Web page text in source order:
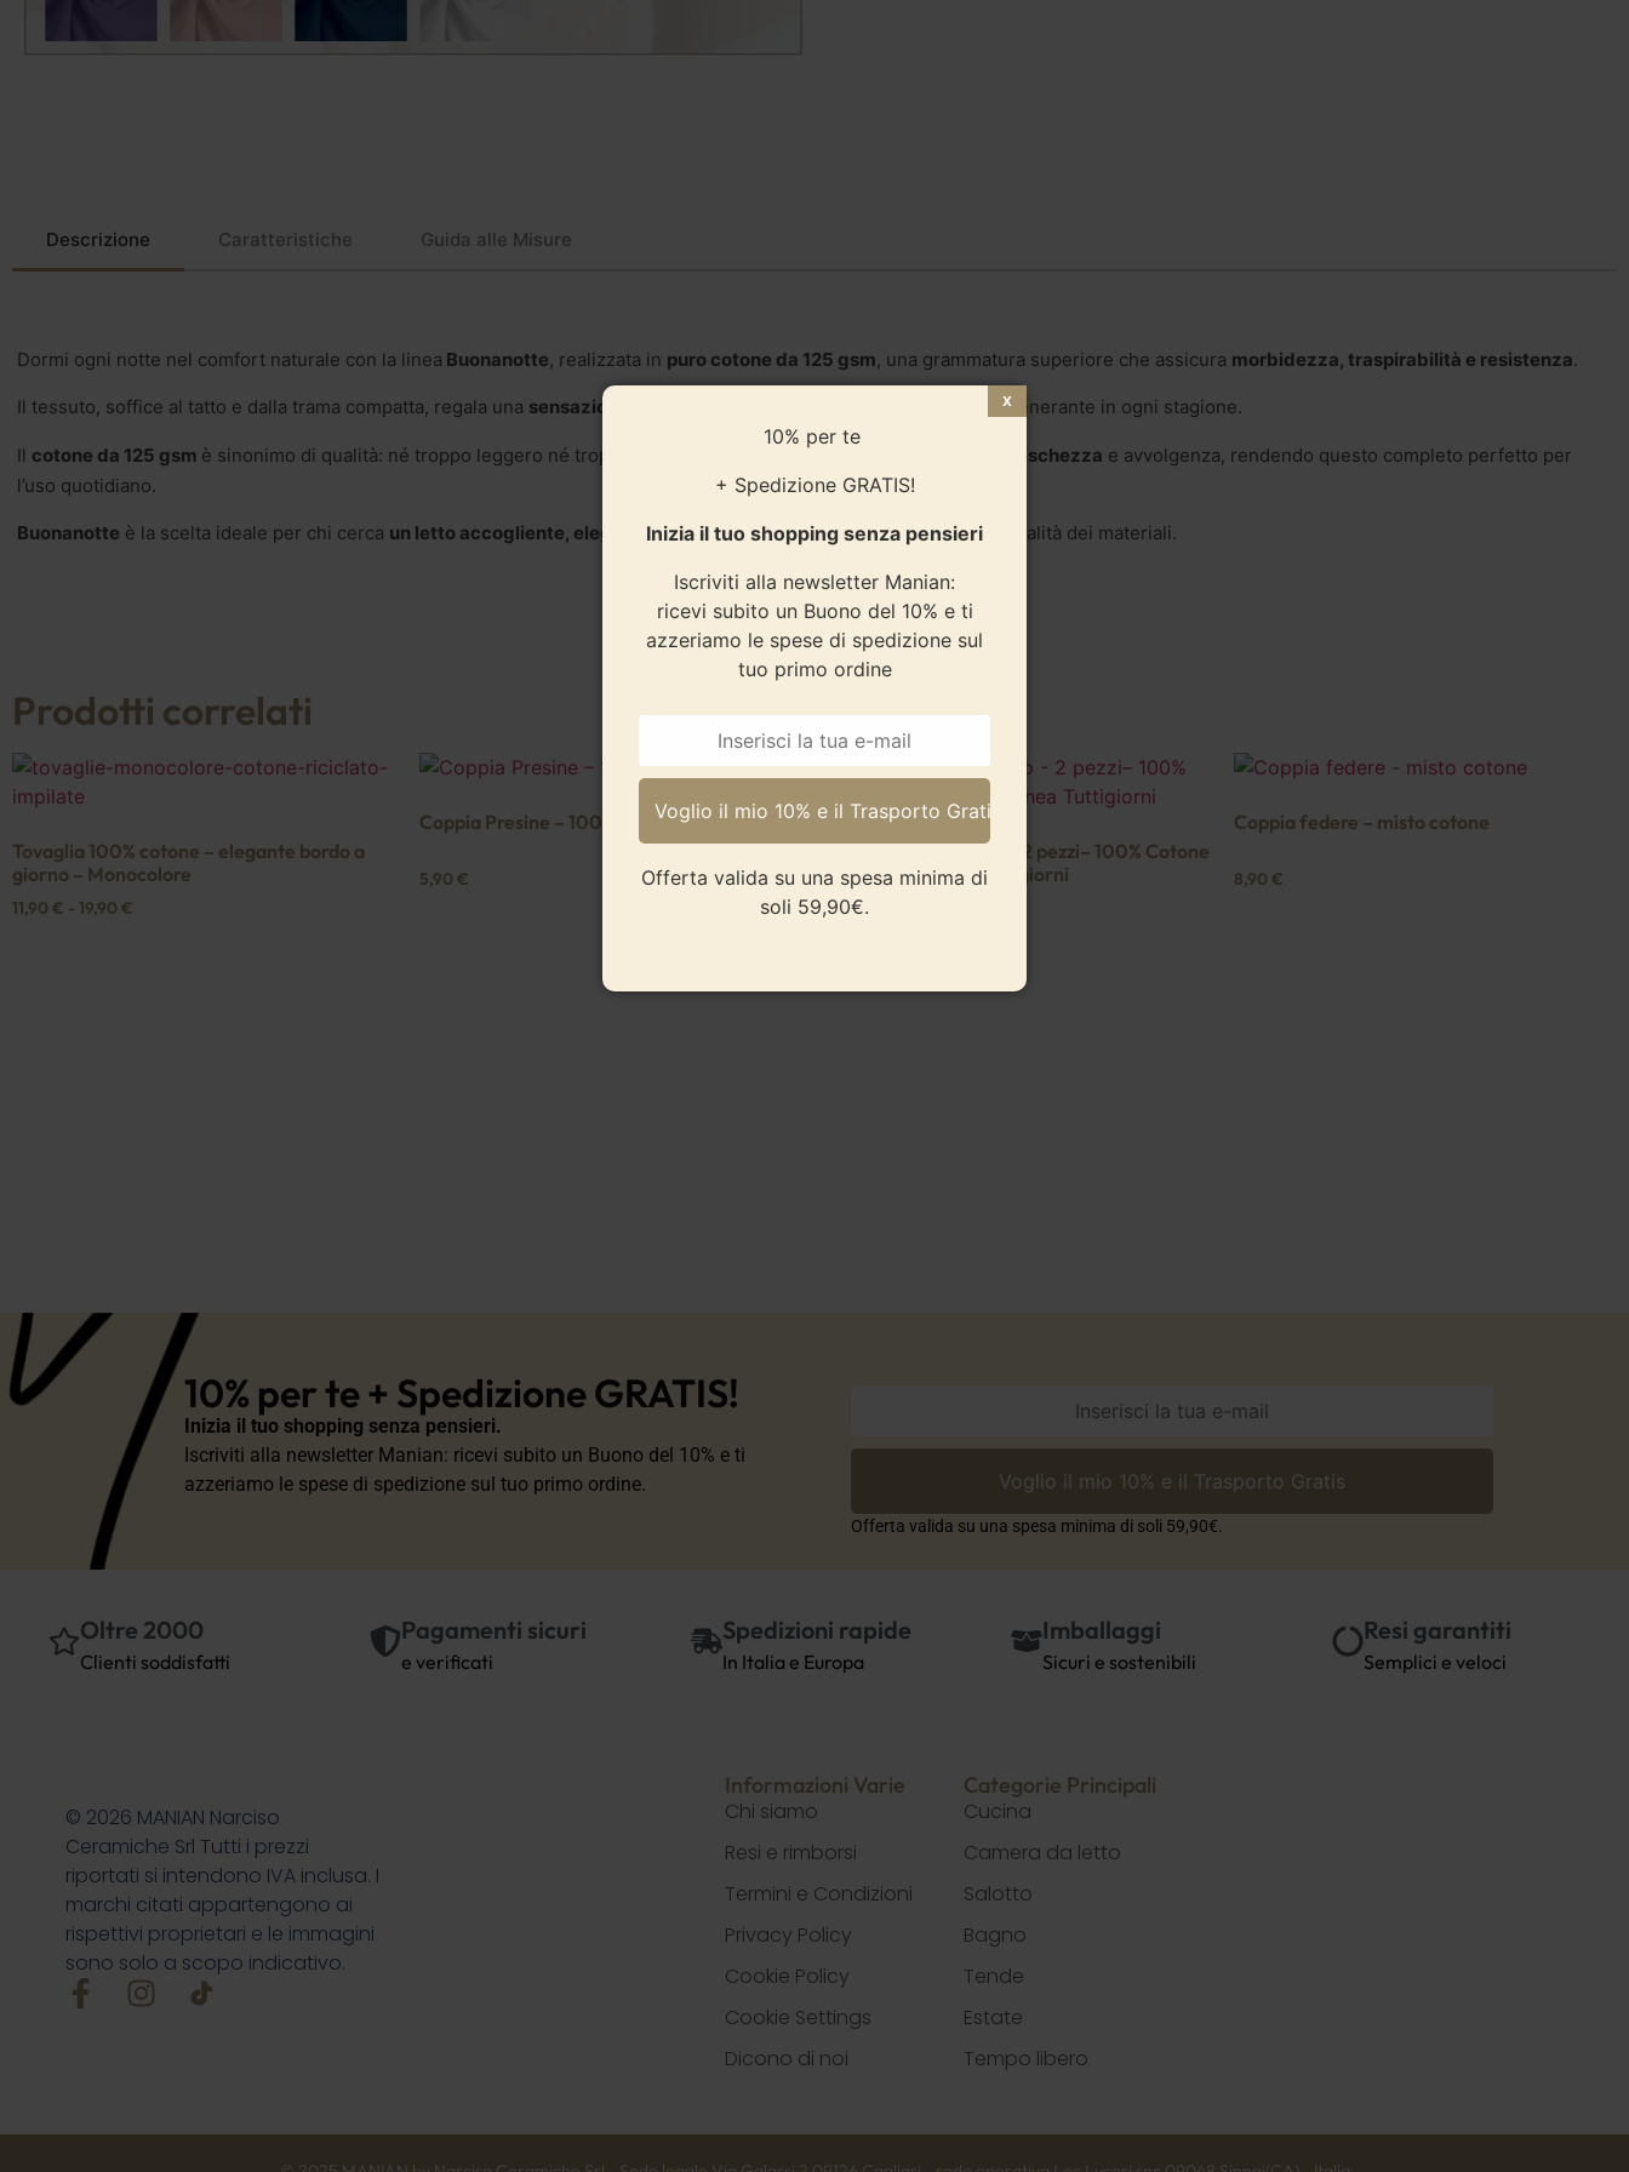
Descrizione Caratteristiche Guida alle Misure
Dormi ogni notte nel comfort naturale con la linea Buonanotte, realizzata in puro cotone da 125 gsm, una grammatura superiore che assicura morbidezza, traspirabilità e resistenza.
Il tessuto, soffice al tatto e dalla trama compatta, regala una sensazione di comfort profondo , ideale per un sonno rigenerante in ogni stagione.
Il cotone da 125 gsm è sinonimo di qualità: né troppo leggero né troppo pesante, garantisce il giusto equilibrio tra freschezza e avvolgenza, rendendo questo completo perfetto per
l’uso quotidiano.
Buonanotte è la scelta ideale per chi cerca un letto accogliente, elegante e facile da gestire, senza rinunciare alla qualità dei materiali.
Prodotti correlati
Tovaglia 100% cotone – elegante bordo a
giorno – Monocolore
11,90 € - 19,90 €
Coppia Presine – 100% Cotone
5,90 €
Asciugamano Bagno – 2 pezzi– 100% Cotone
500 GSM – Linea Tuttigiorni
6,90€
Coppia federe – misto cotone
8,90 €
10% per te + Spedizione GRATIS!
Inizia il tuo shopping senza pensieri.
Iscriviti alla newsletter Manian: ricevi subito un Buono del 10% e ti
azzeriamo le spese di spedizione sul tuo primo ordine.
Offerta valida su una spesa minima di soli 59,90€.
Oltre 2000
Clienti soddisfatti
Pagamenti sicuri
e verificati
Spedizioni rapide
In Italia e Europa
Imballaggi
Sicuri e sostenibili
Resi garantiti
Semplici e veloci
© 2026 MANIAN Narciso
Ceramiche Srl Tutti i prezzi
riportati si intendono IVA inclusa. I
marchi citati appartengono ai
rispettivi proprietari e le immagini
sono solo a scopo indicativo.
Informazioni Varie
Chi siamo
Resi e rimborsi
Termini e Condizioni
Privacy Policy
Cookie Policy
Cookie Settings
Dicono di noi
Categorie Principali
Cucina
Camera da letto
Salotto
Bagno
Tende
Estate
Tempo libero
10% per te
+ Spedizione GRATIS!
Inizia il tuo shopping senza pensieri
Iscriviti alla newsletter Manian:
ricevi subito un Buono del 10% e ti
azzeriamo le spese di spedizione sul
tuo primo ordine
Offerta valida su una spesa minima di
soli 59,90€.